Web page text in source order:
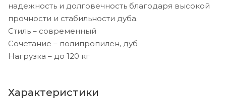
надежность и долговечность благодаря высокой
прочности и стабильности дуба.
Стиль – современный
Сочетание – полипропилен, дуб
Нагрузка – до 120 кг
Характеристики